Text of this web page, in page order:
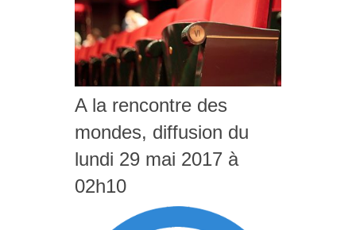
A la rencontre des
mondes, diffusion du
lundi 29 mai 2017 à
02h10